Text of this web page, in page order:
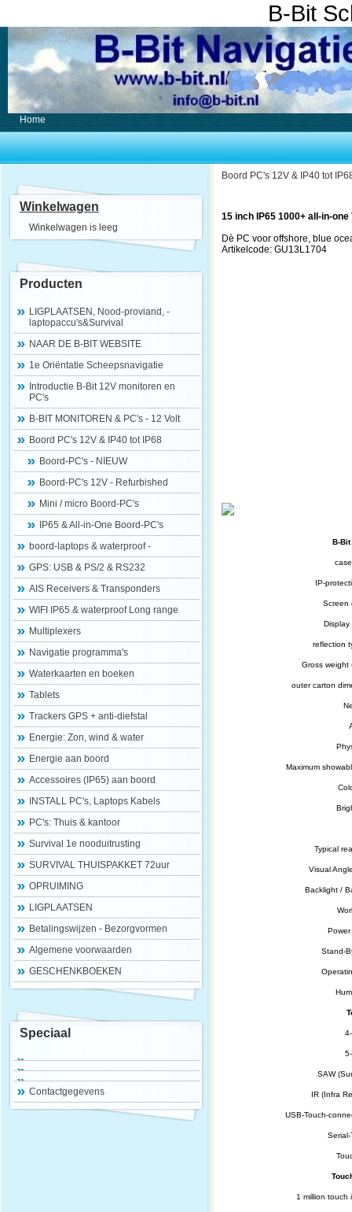
B-Bit
Home
Winkelwagen
Winkelwagen is leeg
Producten
LIGPLAATSEN, Nood-proviand, -
laptopaccu's&Survival
NAAR DE B-BIT WEBSITE
1e Oriëntatie Scheepsnavigatie
Introductie B-Bit 12V monitoren en
PC's
B-BIT MONITOREN & PC's - 12 Volt
Boord PC's 12V & IP40 tot IP68
Boord-PC's - NIEUW
Boord-PC's 12V - Refurbished
Mini / micro Boord-PC's
IP65 & All-in-One Boord-PC's
boord-laptops & waterproof -
GPS: USB & PS/2 & RS232
AIS Receivers & Transponders
WIFI IP65 & waterproof Long range
Multiplexers
Navigatie programma's
Waterkaarten en boeken
Tablets
Trackers GPS + anti-diefstal
Energie: Zon, wind & water
Energie aan boord
Accessoires (IP65) aan boord
INSTALL PC's, Laptops Kabels
PC's: Thuis & kantoor
Survival 1e nooduitrusting
SURVIVAL THUISPAKKET 72uur
OPRUIMING
LIGPLAATSEN
Betalingswijzen - Bezorgvormen
Algemene voorwaarden
GESCHENKBOEKEN
Speciaal
Contactgegevens
Boord PC's 12V & IP40 tot
15 inch IP65 1000+ all-in-one
Dè PC voor offshore, blue
Artikelcode: GU13L1704
B-
IP-
Screen
Display
reflection
Gross weight
outer carton
Maximum
Typical
Visual
Backlight /
Power
Stand-
SAW
IR (Infra
USB-Touch-
1 million touch